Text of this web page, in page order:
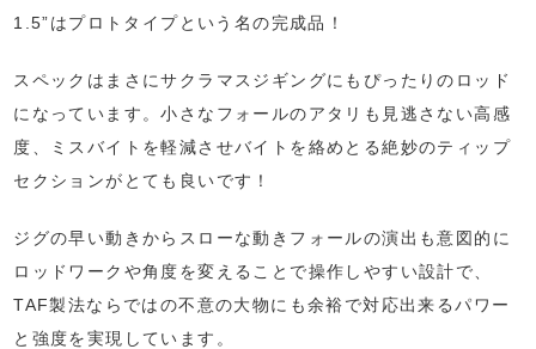
1.5”はプロトタイプという名の完成品！
スペックはまさにサクラマスジギングにもぴったりのロッド
になっています。小さなフォールのアタリも見逃さない高感
度、ミスバイトを軽減させバイトを絡めとる絶妙のティップ
セクションがとても良いです！
ジグの早い動きからスローな動きフォールの演出も意図的に
ロッドワークや角度を変えることで操作しやすい設計で、
TAF製法ならではの不意の大物にも余裕で対応出来るパワー
と強度を実現しています。